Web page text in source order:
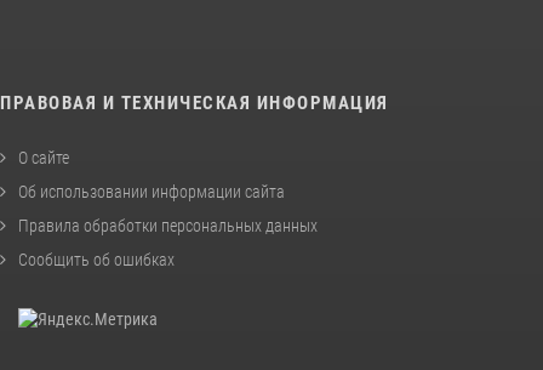
ПРАВОВАЯ И ТЕХНИЧЕСКАЯ ИНФОРМАЦИЯ
О сайте
Об использовании информации сайта
Правила обработки персональных данных
Сообщить об ошибках